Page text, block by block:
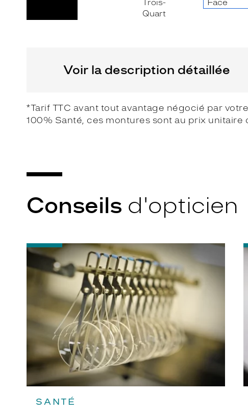
Voir la description détaillée
Matière
Fournisseur
*Tarif TTC avant tout avantage négocié par
100% Santé, ces montures sont au prix unitaire
Conseils d'opticien
SANTÉ
-
Quel
indice
d’amincissement
-